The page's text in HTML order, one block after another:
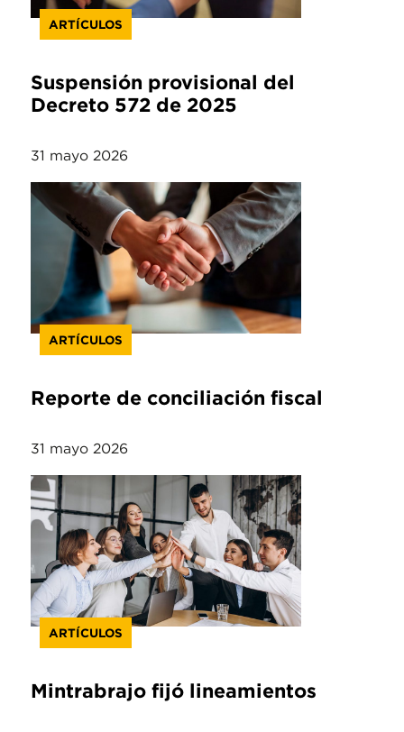
ARTÍCULOS
Suspensión provisional del
Decreto 572 de 2025
31 mayo 2026
ARTÍCULOS
Reporte de conciliación fiscal
31 mayo 2026
ARTÍCULOS
Mintrabrajo fijó lineamientos